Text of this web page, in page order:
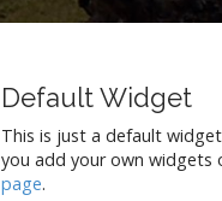
Default Widget
This is just a default
you add your own widgets
page.